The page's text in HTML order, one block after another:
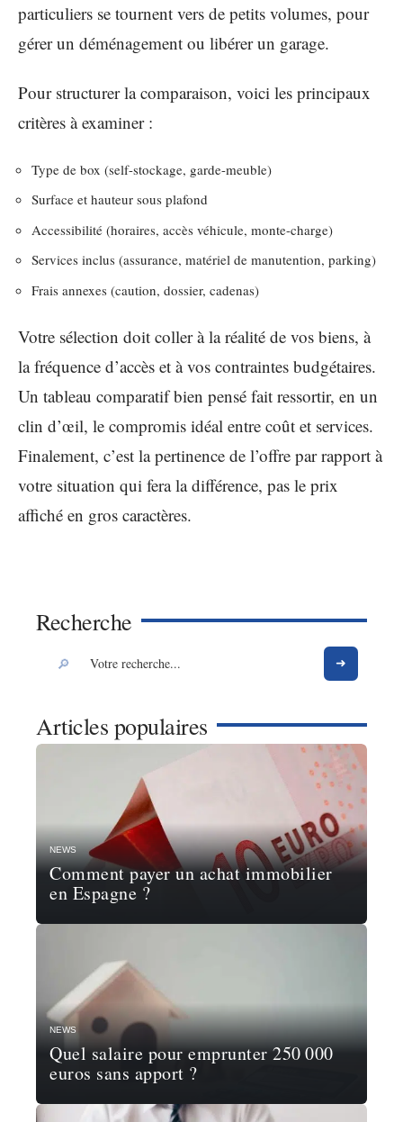
particuliers se tournent vers de petits volumes, pour
gérer un déménagement ou libérer un garage.
Pour structurer la comparaison, voici les principaux
critères à examiner :
Type de box (self-stockage, garde-meuble)
Surface et hauteur sous plafond
Accessibilité (horaires, accès véhicule, monte-charge)
Services inclus (assurance, matériel de manutention, parking)
Frais annexes (caution, dossier, cadenas)
Votre sélection doit coller à la réalité de vos biens, à
la fréquence d’accès et à vos contraintes budgétaires.
Un tableau comparatif bien pensé fait ressortir, en un
clin d’œil, le compromis idéal entre coût et services.
Finalement, c’est la pertinence de l’offre par rapport à
votre situation qui fera la différence, pas le prix
affiché en gros caractères.
Recherche
Articles populaires
NEWS
Comment payer un achat immobilier
en Espagne ?
NEWS
Quel salaire pour emprunter 250 000
euros sans apport ?